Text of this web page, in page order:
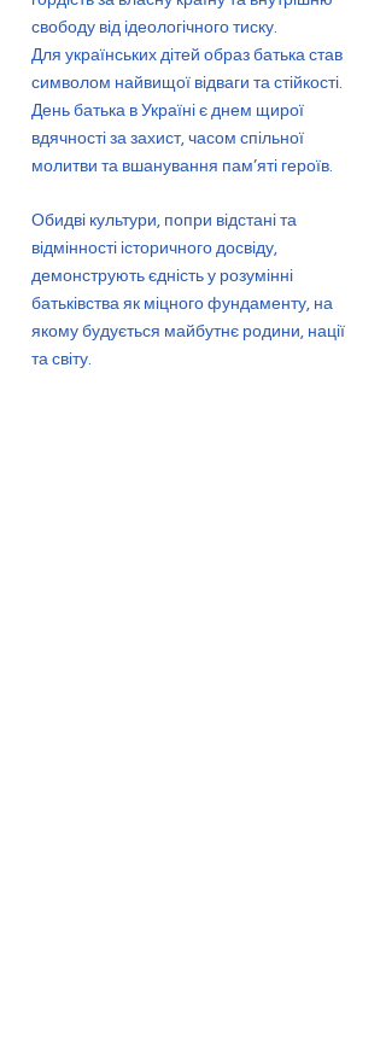
свободу від ідеологічного тиску.
Для українських дітей образ батька став
символом найвищої відваги та стійкості.
День батька в Україні є днем щирої
вдячності за захист, часом спільної
молитви та вшанування пам’яті героїв.
Обидві культури, попри відстані та
відмінності історичного досвіду,
демонструють єдність у розумінні
батьківства як міцного фундаменту, на
якому будується майбутнє родини, нації
та світу.